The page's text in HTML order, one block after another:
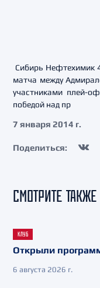
Сибирь Нефтехимик
матча между
участниками плей-
победой над пр
7 января 2014 г.
Поделиться:
СМОТРИТЕ ТАКЖЕ
КЛУБ
Открыли
6 августа 2026 г.